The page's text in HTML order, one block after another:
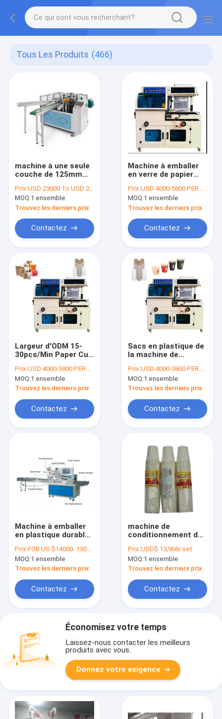
Tous Les Produits (466)
machine à une seule
couche de 125mm
Cup Lid pour la
crème glacée
Prix:USD 23000 To USD 25000 Per Set
MOQ:1 ensemble
Trouvez les derniers prix
Contactez
Machine à emballer
en verre de papier
1750x900x1450mm
de la longueur 50-
60HZ
Prix:USD 4000-5800 PER SET
MOQ:1 ensemble
Trouvez les derniers prix
Contactez
Largeur d'ODM 15-
30pcs/Min Paper Cup
500mm d'OEM
Prix:USD 4000-5800 PER SET
MOQ:1 ensemble
Trouvez les derniers prix
Contactez
Sacs en plastique de
la machine de
tasse de film de
rétrécissement de
PE de 1.5KW POF 15-
Prix:USD 4000-5800 PER SET
MOQ:1 ensemble
Trouvez les derniers prix
Contactez
Machine à emballer
en plastique durable
Fect longueur de
200mm à de 600mm
Prix:FOB US $14000- 15000/ Set
MOQ:1 ensemble
Trouvez les derniers prix
Contactez
machine de
conditionnement de
d'ODM de machine à
emballer de tasse de
l'eau de 2.8kw PF-450
Prix:USD$ 13,968/ set
MOQ:1 ensemble
Trouvez les derniers prix
Contactez
Économisez votre temps
Laissez-nous contacter les meilleurs
produits avec vous.
Donnez votre exigence